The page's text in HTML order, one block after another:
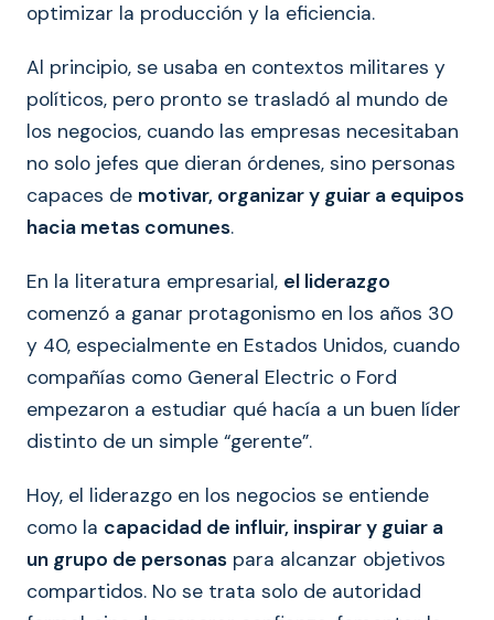
optimizar la producción y la eficiencia.
Al principio, se usaba en contextos militares y
políticos, pero pronto se trasladó al mundo de
los negocios, cuando las empresas necesitaban
no solo jefes que dieran órdenes, sino personas
capaces de motivar, organizar y guiar a equipos
hacia metas comunes.
En la literatura empresarial, el liderazgo
comenzó a ganar protagonismo en los años 30
y 40, especialmente en Estados Unidos, cuando
compañías como General Electric o Ford
empezaron a estudiar qué hacía a un buen líder
distinto de un simple “gerente”.
Hoy, el liderazgo en los negocios se entiende
como la capacidad de influir, inspirar y guiar a
un grupo de personas para alcanzar objetivos
compartidos. No se trata solo de autoridad